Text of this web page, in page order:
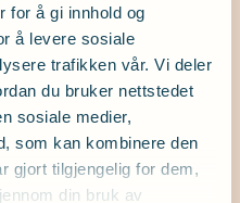
for å gi innhold og
å levere sosiale
trafikken vår. Vi deler
du bruker nettstedet
sosiale medier,
som kan kombinere den
gjort tilgjengelig for dem,
din bruk av